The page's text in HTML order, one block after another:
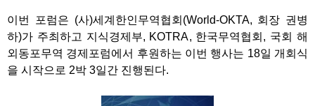
이번 포럼은 (사)세계한인무역협회(World-OKTA, 회장 권병
하)가 주최하고 지식경제부, KOTRA, 한국무역협회, 국회 해
외동포무역 경제포럼에서 후원하는 이번 행사는 18일 개회식
을 시작으로 2박 3일간 진행된다.